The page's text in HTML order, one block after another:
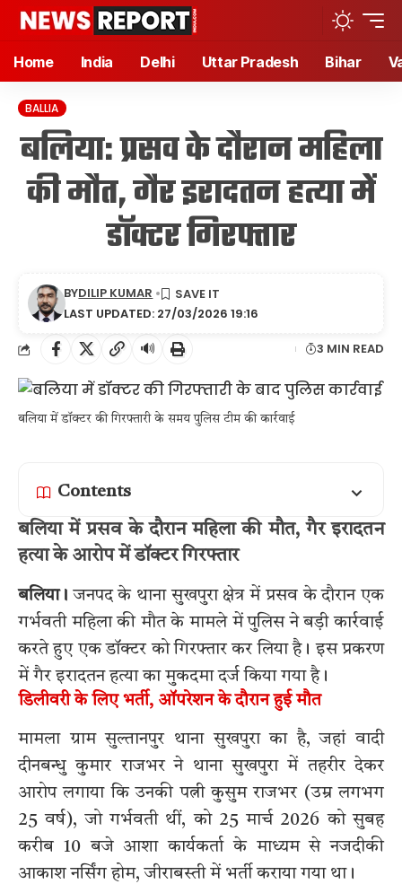
Home India Delhi Uttar Pradesh Bihar
BALLIA
बलिया: प्रसव के दौरान महिला
की मौत, गैर इरादतन हत्या में
डॉक्टर गिरफ्तार
LAST UPDATED: 27/03/2026 19:16
BYDILIP KUMAR
🔊 3 MIN READ
बलिया में डॉक्टर की गिरफ्तारी के समय पुलिस टीम की कार्रवाई
Contents
बलिया में प्रसव के दौरान महिला की मौत, गैर इरादतन
हत्या के आरोप में डॉक्टर गिरफ्तार
बलिया। जनपद के थाना सुखपुरा क्षेत्र में प्रसव के दौरान एक
गर्भवती महिला की मौत के मामले में पुलिस ने बड़ी कार्रवाई
करते हुए एक डॉक्टर को गिरफ्तार कर लिया है। इस प्रकरण
में गैर इरादतन हत्या का मुकदमा दर्ज किया गया है।
डिलीवरी के लिए भर्ती, ऑपरेशन के दौरान हुई मौत
मामला ग्राम सुल्तानपुर थाना सुखपुरा का है, जहां वादी
दीनबन्धु कुमार राजभर ने थाना सुखपुरा में तहरीर देकर
आरोप लगाया कि उनकी पत्नी कुसुम राजभर (उम्र लगभग
25 वर्ष), जो गर्भवती थीं, को 25 मार्च 2026 को सुबह
करीब 10 बजे आशा कार्यकर्ता के माध्यम से नजदीकी
आकाश नर्सिंग होम, जीराबस्ती में भर्ती कराया गया था।